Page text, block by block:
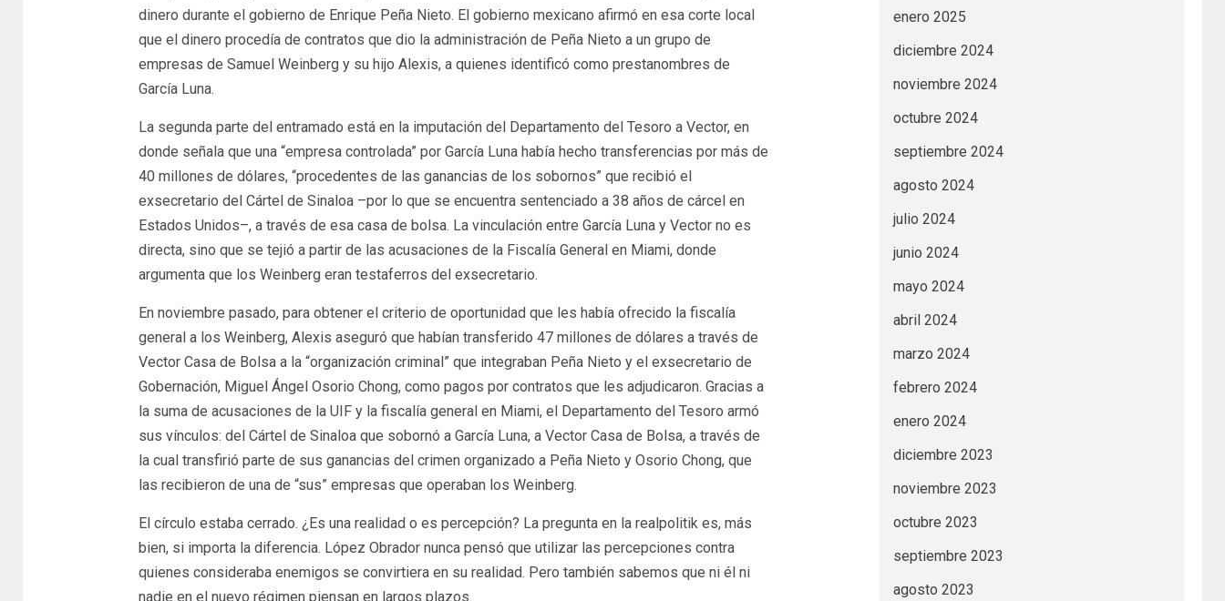
dinero durante el gobierno de Enrique Peña Nieto. El gobierno mexicano afirmó en esa corte local
que el dinero procedía de contratos que dio la administración de Peña Nieto a un grupo de
empresas de Samuel Weinberg y su hijo Alexis, a quienes identificó como prestanombres de
García Luna.
La segunda parte del entramado está en la imputación del Departamento del Tesoro a Vector, en
donde señala que una “empresa controlada” por García Luna había hecho transferencias por más de
40 millones de dólares, “procedentes de las ganancias de los sobornos” que recibió el
exsecretario del Cártel de Sinaloa –por lo que se encuentra sentenciado a 38 años de cárcel en
Estados Unidos–, a través de esa casa de bolsa. La vinculación entre García Luna y Vector no es
directa, sino que se tejió a partir de las acusaciones de la Fiscalía General en Miami, donde
argumenta que los Weinberg eran testaferros del exsecretario.
En noviembre pasado, para obtener el criterio de oportunidad que les había ofrecido la fiscalía
general a los Weinberg, Alexis aseguró que habían transferido 47 millones de dólares a través de
Vector Casa de Bolsa a la “organización criminal” que integraban Peña Nieto y el exsecretario de
Gobernación, Miguel Ángel Osorio Chong, como pagos por contratos que les adjudicaron. Gracias a
la suma de acusaciones de la UIF y la fiscalía general en Miami, el Departamento del Tesoro armó
sus vínculos: del Cártel de Sinaloa que sobornó a García Luna, a Vector Casa de Bolsa, a través de
la cual transfirió parte de sus ganancias del crimen organizado a Peña Nieto y Osorio Chong, que
las recibieron de una de “sus” empresas que operaban los Weinberg.
El círculo estaba cerrado. ¿Es una realidad o es percepción? La pregunta en la realpolitik es, más
bien, si importa la diferencia. López Obrador nunca pensó que utilizar las percepciones contra
quienes consideraba enemigos se convirtiera en su realidad. Pero también sabemos que ni él ni
nadie en el nuevo régimen piensan en largos plazos.
enero 2025
diciembre 2024
noviembre 2024
octubre 2024
septiembre 2024
agosto 2024
julio 2024
junio 2024
mayo 2024
abril 2024
marzo 2024
febrero 2024
enero 2024
diciembre 2023
noviembre 2023
octubre 2023
septiembre 2023
agosto 2023